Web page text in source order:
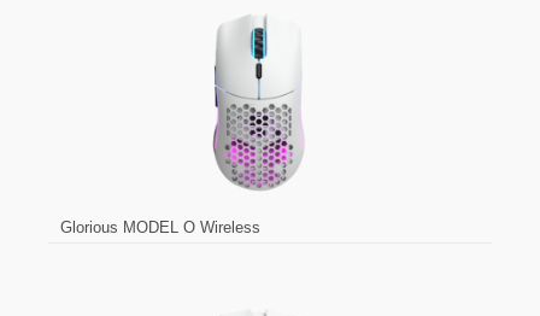
Glorious MODEL O Wireless